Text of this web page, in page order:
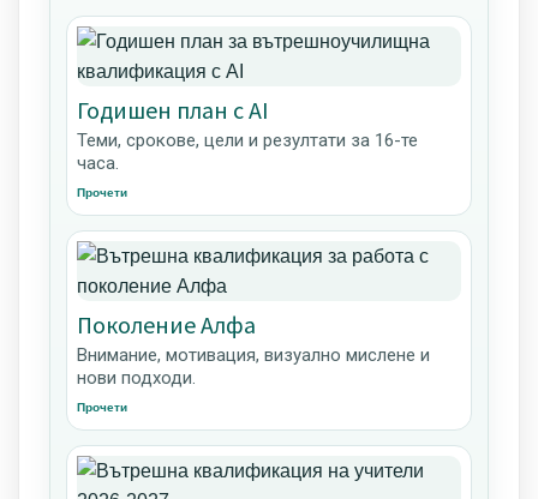
Годишен план с AI
Теми, срокове, цели и резултати за 16-те
часа.
Прочети
Поколение Алфа
Внимание, мотивация, визуално мислене и
нови подходи.
Прочети